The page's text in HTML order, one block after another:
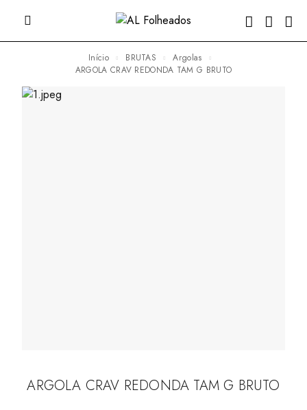
Início BRUTAS
Argolas
ARGOLA CRAV REDONDA TAM G BRUTO
ARGOLA CRAV REDONDA TAM G BRUTO